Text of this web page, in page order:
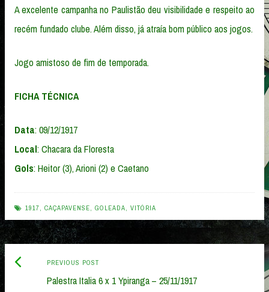
A excelente campanha no Paulistão deu visibilidade e respeito ao
recém fundado clube. Além disso, já atraía bom público aos jogos.
Jogo amistoso de fim de temporada.
FICHA TÉCNICA
Data: 09/12/1917
Local: Chacara da Floresta
Gols: Heitor (3), Arioni (2) e Caetano
1917 CAÇAPAVENSE GOLEADA VITÓRIA
Post
navigation
PREVIOUS POSTPrevious
post:
Palestra Italia 6 x 1 Ypiranga – 25/11/1917